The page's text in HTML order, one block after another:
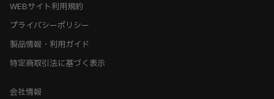
WEBサイト利用規約
プライバシーポリシー
製品情報・利用ガイド
特定商取引法に基づく表示
会社情報